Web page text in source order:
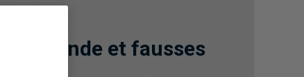
et fausses